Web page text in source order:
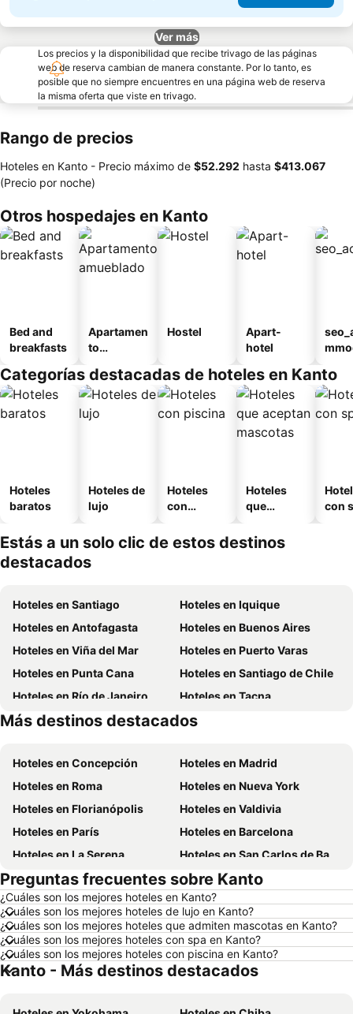
Ver más
Los precios y la disponibilidad que recibe trivago de las páginas
web de reserva cambian de manera constante. Por lo tanto, es
posible que no siempre encuentres en una página web de reserva
la misma oferta que viste en trivago.
Rango de precios
Hoteles en Kanto - Precio máximo de ‎$52.292 hasta ‎$413.067
(Precio por noche)
Otros hospedajes en Kanto
Bed and
breakfasts
Apartamen
to
o
Hostel
Apart-
hotel
kan
Categorías destacadas de hoteles en Kanto
Hoteles
baratos
Hoteles de
lujo
Hoteles
con
Hoteles
que
mascotas
con
Estás a un solo clic de estos destinos
destacados
Hoteles en Santiago
Hoteles en Iquique
Hoteles en Antofagasta
Hoteles en Buenos Aires
Hoteles en Viña del Mar
Hoteles en Puerto Varas
Hoteles en Punta Cana
Hoteles en Santiago de Chile
Hoteles en Río de Janeiro
Hoteles en Tacna
Hoteles en Aruba
Hoteles en Brasil
Más destinos destacados
Hoteles en Concepción
Hoteles en Madrid
Hoteles en Roma
Hoteles en Nueva York
Hoteles en Florianópolis
Hoteles en Valdivia
Hoteles en París
Hoteles en Barcelona
Hoteles en La Serena
Hoteles en San Carlos de Bariloche
Hoteles en Miami Beach
Hoteles en Pucón
Hoteles en Temuco
Hoteles en Puerto Montt
Hoteles en Las Vegas
Hoteles en Calama
Hoteles en Búzios
Hoteles en São Paulo
Hoteles en Curazao
Hoteles en Isla de Pascua
Preguntas frecuentes sobre Kanto
¿Cuáles son los mejores hoteles en Kanto?
¿Cuáles son los mejores hoteles de lujo en Kanto?
¿Cuáles son los mejores hoteles que admiten mascotas en Kanto?
¿Cuáles son los mejores hoteles con spa en Kanto?
¿Cuáles son los mejores hoteles con piscina en Kanto?
Kanto - Más destinos destacados